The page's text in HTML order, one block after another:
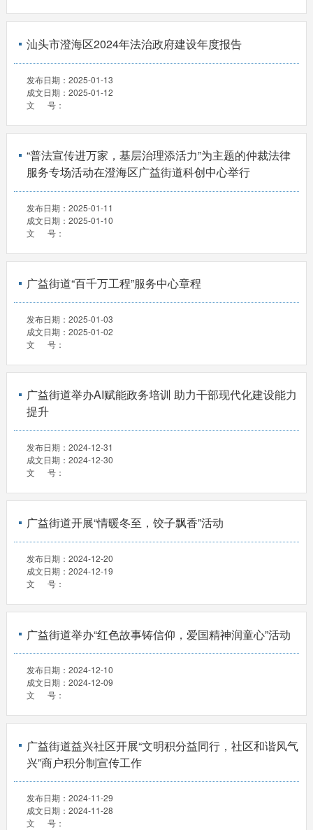
汕头市澄海区2024年法治政府建设年度报告
发布日期： 2025-01-13
成文日期： 2025-01-12
文 号：
“普法宣传进万家，基层治理添活力”为主题的仲裁法律
服务专场活动在澄海区广益街道科创中心举行
发布日期： 2025-01-11
成文日期： 2025-01-10
文 号：
广益街道“百千万工程”服务中心章程
发布日期： 2025-01-03
成文日期： 2025-01-02
文 号：
广益街道举办AI赋能政务培训 助力干部现代化建设能力
提升
发布日期： 2024-12-31
成文日期： 2024-12-30
文 号：
广益街道开展“情暖冬至，饺子飘香”活动
发布日期： 2024-12-20
成文日期： 2024-12-19
文 号：
广益街道举办“红色故事铸信仰，爱国精神润童心”活动
发布日期： 2024-12-10
成文日期： 2024-12-09
文 号：
广益街道益兴社区开展“文明积分益同行，社区和谐风气
兴”商户积分制宣传工作
发布日期： 2024-11-29
成文日期： 2024-11-28
文 号：